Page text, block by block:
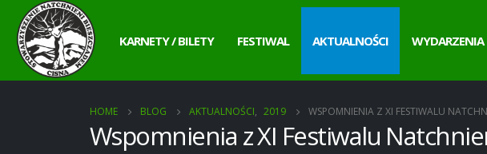
KARNETY / BILETY FESTIWAL AKTUALNOŚCI WYDARZENIA
HOME BLOG AKTUALNOŚCI, 2019 WSPOMNIENIA Z XI FESTIWALU
Wspomnienia z XI Festiwalu